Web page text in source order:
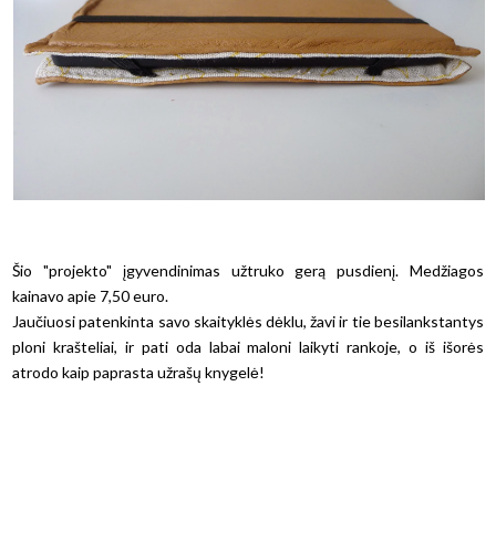
Šio "projekto" įgyvendinimas užtruko gerą pusdienį. Medžiagos
kainavo apie 7,50 euro.
Jaučiuosi patenkinta savo skaityklės dėklu, žavi ir tie besilankstantys
ploni krašteliai, ir pati oda labai maloni laikyti rankoje, o iš išorės
atrodo kaip paprasta užrašų knygelė!